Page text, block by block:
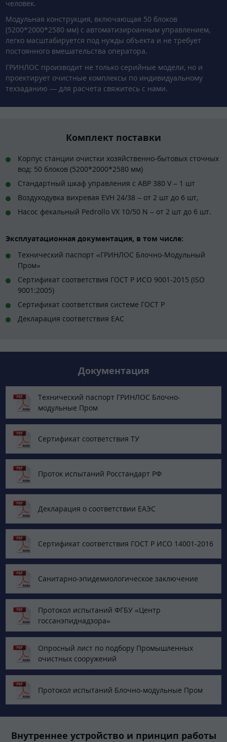
человек.
Модульная конструкция, включающая 50 блоков
(5200*2000*2580 мм) с автоматизироанным управлением,
легко масштабируется под нужды объекта и не требует
постоянного вмешательства оператора.
ГРИНЛОС производит не только серийные модели, но и
проектирует очистные комплексы по индивидуальному
техзаданию — для расчета свяжитесь с нами.
Комплект поставки
Корпус станции очистки хозяйственно-бытовых сточных
вод: 50 блоков (5200*2000*2580 мм)
Стандартный шкаф управления с АВР 380 V – 1 шт
Воздуходувка вихревая EVH 24/38 – от 2 шт до 6 шт,
Насос фекальный Pedrollo VX 10/50 N – от 2 шт до 6 шт.
Эксплуатационная документация, в том числе:
Технический паспорт «ГРИНЛОС Блочно-Модульный
Пром»
Сертификат соответствия ГОСТ Р ИСО 9001-2015 (ISO
9001:2005)
Сертификат соответствия системе ГОСТ Р
Декларация соответствия EAC
Документация
Технический паспорт ГРИНЛОС Блочно-
модульные Пром
Сертификат соответствия ТУ
Проток испытаний Росстандарт РФ
Декларация о соответствии ЕАЭС
Сертификат соответствия ГОСТ Р ИСО 14001-2016
Санитарно-эпидемиологическое заключение
Протокол испытаний ФГБУ «Центр
госсанэпиднадзора»
Опросный лист по подбору Промышленных
очистных сооружений
Протокол испытаний Блочно-модульные Пром
Внутреннее устройство и принцип работы